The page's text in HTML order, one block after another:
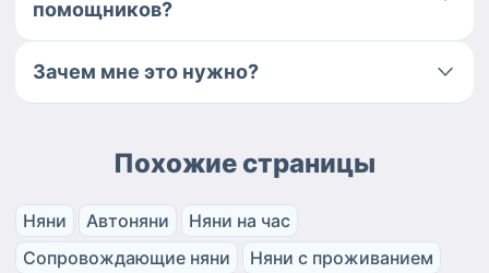
помощников?
Зачем мне это нужно?
Похожие страницы
Няни Автоняни
Няни на час
Сопровождающие няни
Няни с проживанием